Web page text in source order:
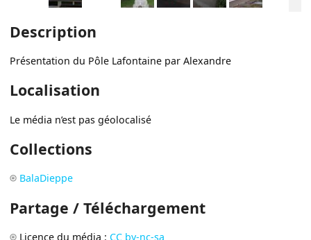
Description
Présentation du Pôle Lafontaine par Alexandre
Localisation
Le média n’est pas géolocalisé
Collections
BalaDieppe
Partage / Téléchargement
Licence du média : CC by-nc-sa